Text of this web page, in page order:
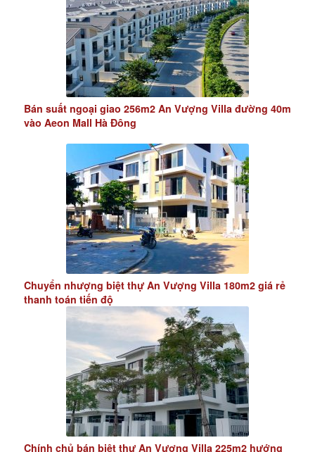
Bán suất ngoại giao 256m2 An Vượng Villa đường 40m
vào Aeon Mall Hà Đông
Chuyển nhượng biệt thự An Vượng Villa 180m2 giá rẻ
thanh toán tiến độ
Chính chủ bán biệt thự An Vượng Villa 225m2 hướng